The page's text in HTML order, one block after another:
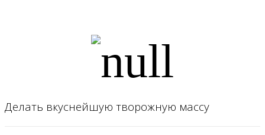
Делать вкуснейшую творожную массу